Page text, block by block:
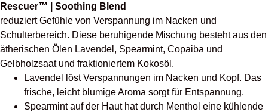
Rescuer™ | Soothing Blend
reduziert Gefühle von Verspannung im Nacken und
Schulterbereich. Diese beruhigende Mischung besteht aus den
ätherischen Ölen Lavendel, Spearmint, Copaiba und
Gelbholzsaat und fraktioniertem Kokosöl.
Lavendel löst Verspannungen im Nacken und Kopf. Das
frische, leicht blumige Aroma sorgt für Entspannung.
Spearmint auf der Haut hat durch Menthol eine kühlende